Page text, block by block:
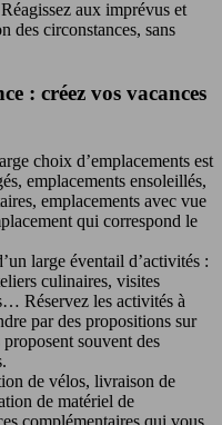
aux imprévus et
des circonstances, sans
: créez vos vacances
choix d’emplacements est
emplacements ensoleillés,
emplacements avec vue
qui correspond le
large éventail d’activités :
culinaires, visites
Réservez les activités à
par des propositions sur
souvent des
de vélos, livraison de
de matériel de
complémentaires qui vous